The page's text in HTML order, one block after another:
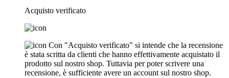
Acquisto verificato
Con "Acquisto verificato" si intende che la recensione
è stata scritta da clienti che hanno effettivamente acquistato il
prodotto sul nostro shop. Tuttavia per poter scrivere una
recensione, è sufficiente avere un account sul nostro shop.